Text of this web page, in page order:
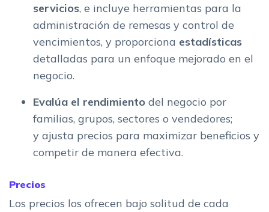
servicios, e incluye herramientas para la
administración de remesas y control de
vencimientos​​, y proporciona estadísticas
detalladas para un enfoque mejorado en el
negocio​​.
Evalúa el rendimiento del negocio por
familias, grupos, sectores o vendedores;
y ajusta precios para maximizar beneficios y
competir de manera efectiva.
Precios
Los precios los ofrecen bajo solitud de cada